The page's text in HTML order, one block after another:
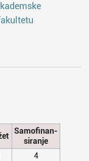
Samofinan-
siranje
4